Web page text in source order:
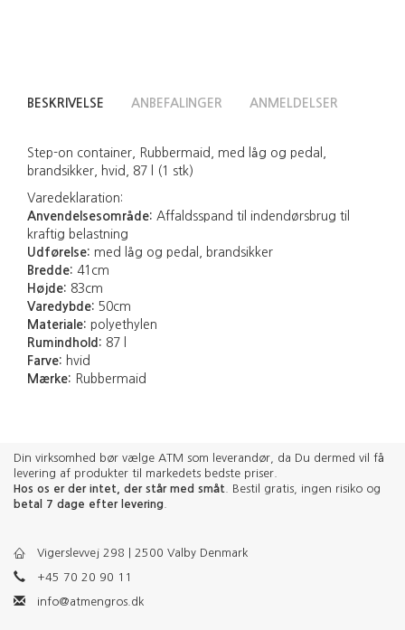
BESKRIVELSE ANBEFALINGER ANMELDELSER
Step-on container, Rubbermaid, med låg og pedal,
brandsikker, hvid, 87 l (1 stk)
Varedeklaration:
Anvendelsesområde: Affaldsspand til indendørsbrug til
kraftig belastning
Udførelse: med låg og pedal, brandsikker
Bredde: 41cm
Højde: 83cm
Varedybde: 50cm
Materiale: polyethylen
Rumindhold: 87 l
Farve: hvid
Mærke: Rubbermaid
Din virksomhed bør vælge ATM som leverandør, da Du dermed vil få
levering af produkter til markedets bedste priser.
Hos os er der intet, der står med småt . Bestil gratis, ingen risiko og
betal 7 dage efter levering
Vigerslevvej 298 | 2500 Valby Denmark
+45 70 20 90 11
info@atmengros.dk